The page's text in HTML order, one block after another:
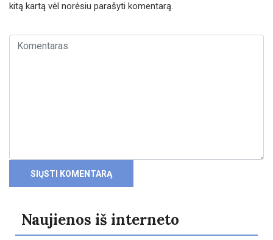
kitą kartą vėl norėsiu parašyti komentarą.
Naujienos iš interneto